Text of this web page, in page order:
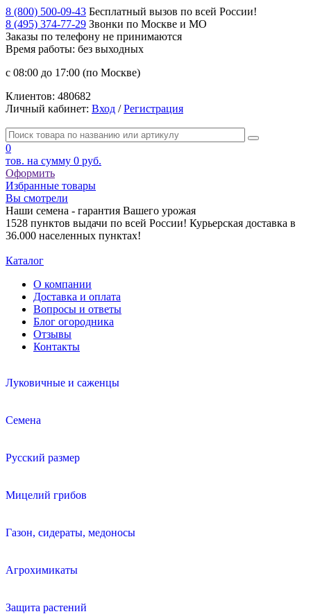
8 (800) 500-09-43 Бесплатный вызов по всей России!
8 (495) 374-77-29 Звонки по Москве и МО
Заказы по телефону не принимаются
Время работы: без выходных
с 08:00 до 17:00 (по Москве)
Клиентов: 480682
Личный кабинет: Вход /Регистрация
0
тов. на сумму 0 руб.
Оформить
Избранные товары
Вы смотрели
Наши семена - гарантия Вашего урожая
1528 пунктов выдачи по всей России! Курьерская доставка в
36.000 населенных пунктах!
Каталог
О компании
Доставка и оплата
Вопросы и ответы
Блог огородника
Отзывы
Контакты
Луковичные и саженцы
Семена
Русский размер
Мицелий грибов
Газон, сидераты, медоносы
Агрохимикаты
Защита растений